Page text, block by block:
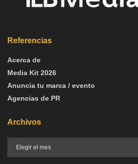
Referencias
Acerca de
Media Kit 2026
Anuncia tu marca / evento
Agencias de PR
Archivos